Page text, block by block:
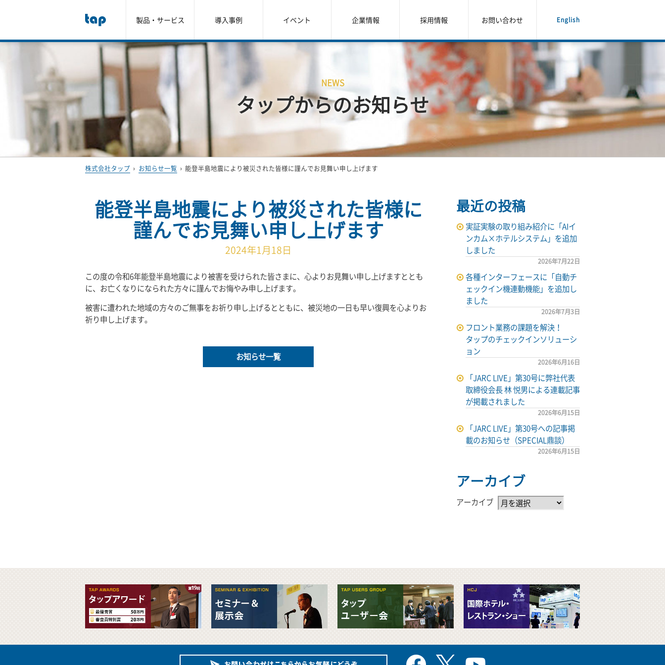
製品・サービス 導入事例 イベント 企業情報 採用情報 お問い合わせ English
NEWS
タップからのお知らせ
株式会社タップ › お知らせ一覧 › 能登半島地震により被災された皆様に謹んでお見舞い申し上げます
能登半島地震により被災された皆様に
謹んでお見舞い申し上げます
2024年1月18日
この度の令和6年能登半島地震により被害を受けられた皆さまに、心よりお見舞い申し上げますととも
に、お亡くなりになられた方々に謹んでお悔やみ申し上げます。
被害に遭われた地域の方々のご無事をお祈り申し上げるとともに、被災地の一日も早い復興を心よりお
祈り申し上げます。
お知らせ一覧
最近の投稿
実証実験の取り組み紹介に「AIイ
ンカム×ホテルシステム」を追加
しました
2026年7月22日
各種インターフェースに「自動チ
ェックイン機連動機能」を追加し
ました
2026年7月3日
フロント業務の課題を解決！
タップのチェックインソリューシ
ョン
2026年6月16日
「JARC LIVE」第30号に弊社代表
取締役会長 林 悦男による連載記事
が掲載されました
2026年6月15日
「JARC LIVE」第30号への記事掲
載のお知らせ（SPECIAL鼎談）
2026年6月15日
アーカイブ
アーカイブ